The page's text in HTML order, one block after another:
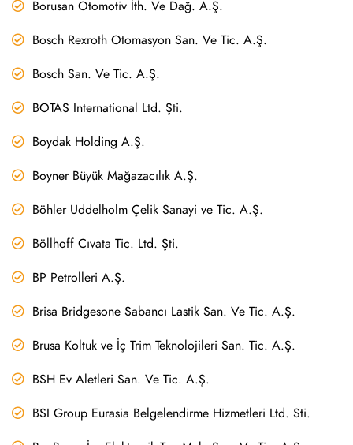
Borusan Otomotiv İth. Ve Dağ. A.Ş.
Bosch Rexroth Otomasyon San. Ve Tic. A.Ş.
Bosch San. Ve Tic. A.Ş.
BOTAS International Ltd. Şti.
Boydak Holding A.Ş.
Boyner Büyük Mağazacılık A.Ş.
Böhler Uddelholm Çelik Sanayi ve Tic. A.Ş.
Böllhoff Cıvata Tic. Ltd. Şti.
BP Petrolleri A.Ş.
Brisa Bridgesone Sabancı Lastik San. Ve Tic. A.Ş.
Brusa Koltuk ve İç Trim Teknolojileri San. Tic. A.Ş.
BSH Ev Aletleri San. Ve Tic. A.Ş.
BSI Group Eurasia Belgelendirme Hizmetleri Ltd. Sti.